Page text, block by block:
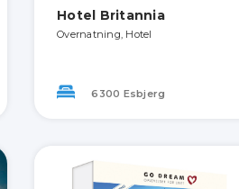
Hotel Britannia
Overnatning, Hotel
6300 Esbjerg